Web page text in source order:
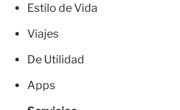
Estilo de Vida
Viajes
De Utilidad
Apps